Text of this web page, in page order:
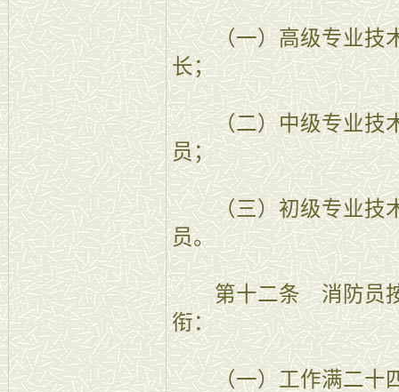
（一）高级专业技术
长；
（二）中级专业技术
员；
（三）初级专业技术
员。
第十二条 消防员按
衔：
（一）工作满二十四